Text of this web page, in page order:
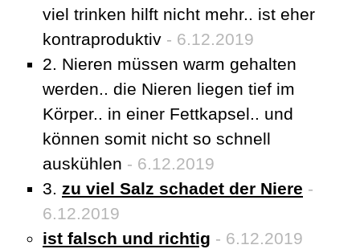
viel trinken hilft nicht mehr.. ist eher
kontraproduktiv - 6.12.2019
2. Nieren müssen warm gehalten
werden.. die Nieren liegen tief im
Körper.. in einer Fettkapsel.. und
können somit nicht so schnell
auskühlen - 6.12.2019
3. zu viel Salz schadet der Niere -
6.12.2019
ist falsch und richtig - 6.12.2019